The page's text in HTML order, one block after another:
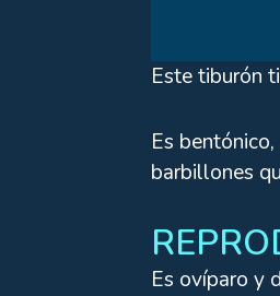
Este tiburón
Es
barbillones
Es ovíparo y